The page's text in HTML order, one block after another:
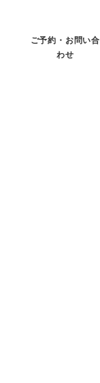
ご予約・お問い合
わせ